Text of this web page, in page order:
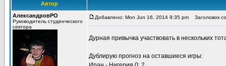
Автор
АлександровРО
Руководитель студенческого
сектора
Добавлено: Mon Jun 16, 2014 9:35 pm Заголовок
Дурная привычка участвовать в нескольких
Дублирую прогноз на оставшиеся игры: